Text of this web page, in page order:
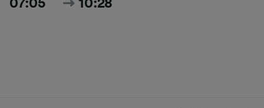
07:05 10:28